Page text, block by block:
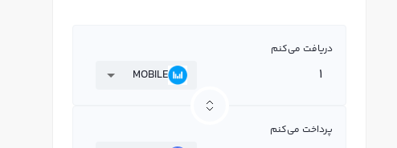
دریافت می‌کنم
MOBILE
پرداخت می‌کنم